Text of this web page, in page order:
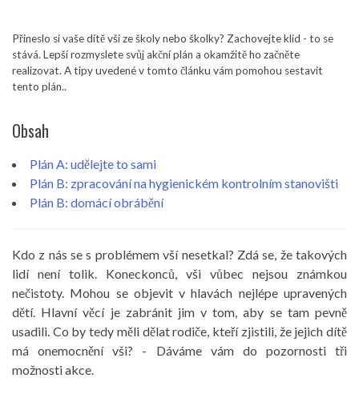
Přineslo si vaše dítě vši ze školy nebo školky? Zachovejte klid - to se
stává. Lepší rozmyslete svůj akční plán a okamžitě ho začněte
realizovat. A tipy uvedené v tomto článku vám pomohou sestavit
tento plán..
Obsah
Plán A: udělejte to sami
Plán B: zpracování na hygienickém kontrolním stanovišti
Plán B: domácí obrábění
Kdo z nás se s problémem vší nesetkal? Zdá se, že takových
lidí není tolik. Koneckonců, vši vůbec nejsou známkou
nečistoty. Mohou se objevit v hlavách nejlépe upravených
dětí. Hlavní věcí je zabránit jim v tom, aby se tam pevně
usadili. Co by tedy měli dělat rodiče, kteří zjistili, že jejich dítě
má onemocnění vši? - Dáváme vám do pozornosti tři
možnosti akce.